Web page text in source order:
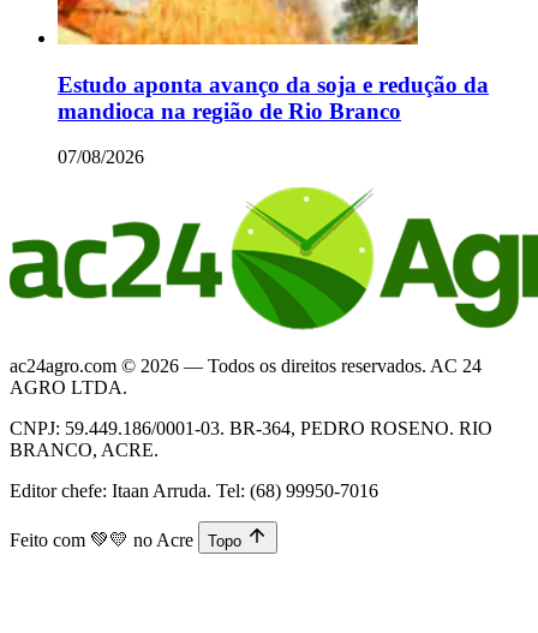
Estudo aponta avanço da soja e redução da
mandioca na região de Rio Branco
07/08/2026
ac24agro.com © 2026 — Todos os direitos reservados. AC 24
AGRO LTDA.
CNPJ: 59.449.186/0001-03. BR-364, PEDRO ROSENO. RIO
BRANCO, ACRE.
Editor chefe: Itaan Arruda. Tel: (68) 99950-7016
Feito com 💚💛 no Acre Topo